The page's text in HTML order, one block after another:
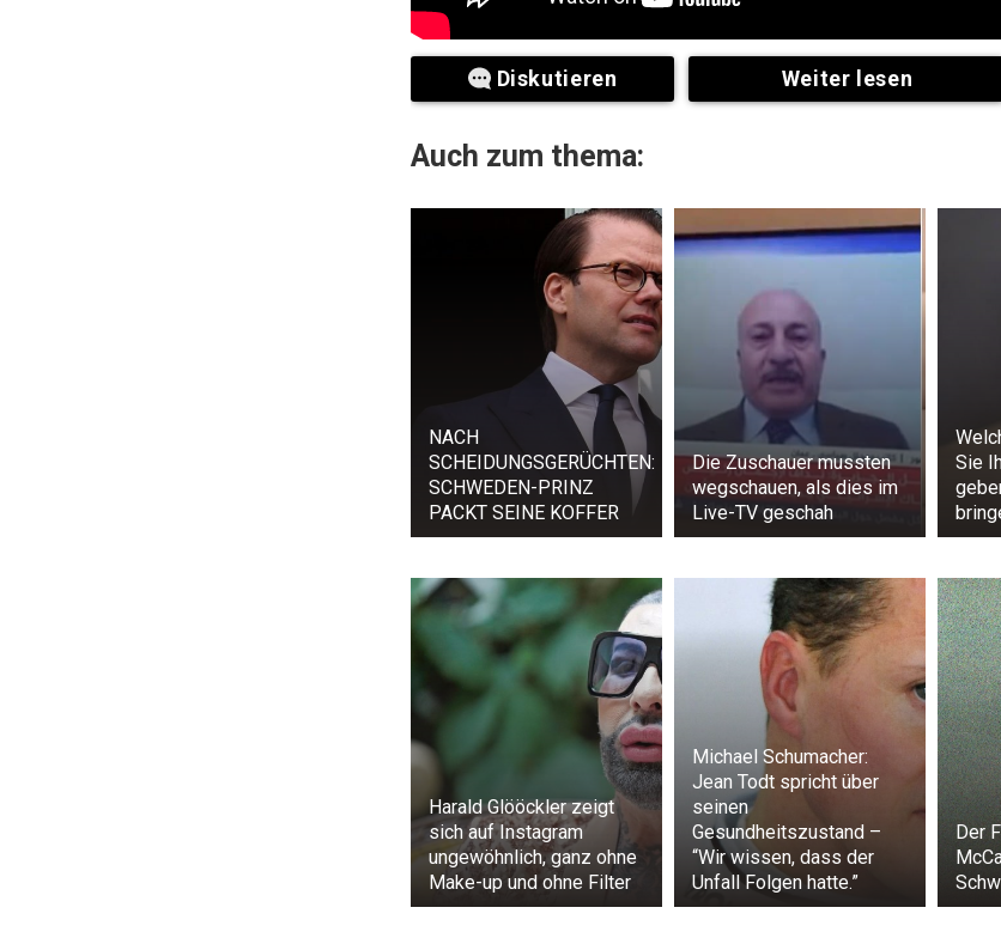
Diskutieren Weiter lesen
Auch zum thema:
NACH
SCHEIDUNGSGERÜCHTEN:
SCHWEDEN-PRINZ
PACKT SEINE KOFFER
Die Zuschauer mussten
wegschauen, als dies im
Live-TV geschah
Sie
Harald Glööckler zeigt
sich auf Instagram
ungewöhnlich, ganz ohne
Make-up und ohne Filter
Michael Schumacher:
Jean Todt spricht über
seinen
Gesundheitszustand –
“Wir wissen, dass der
Unfall Folgen hatte.”
Der